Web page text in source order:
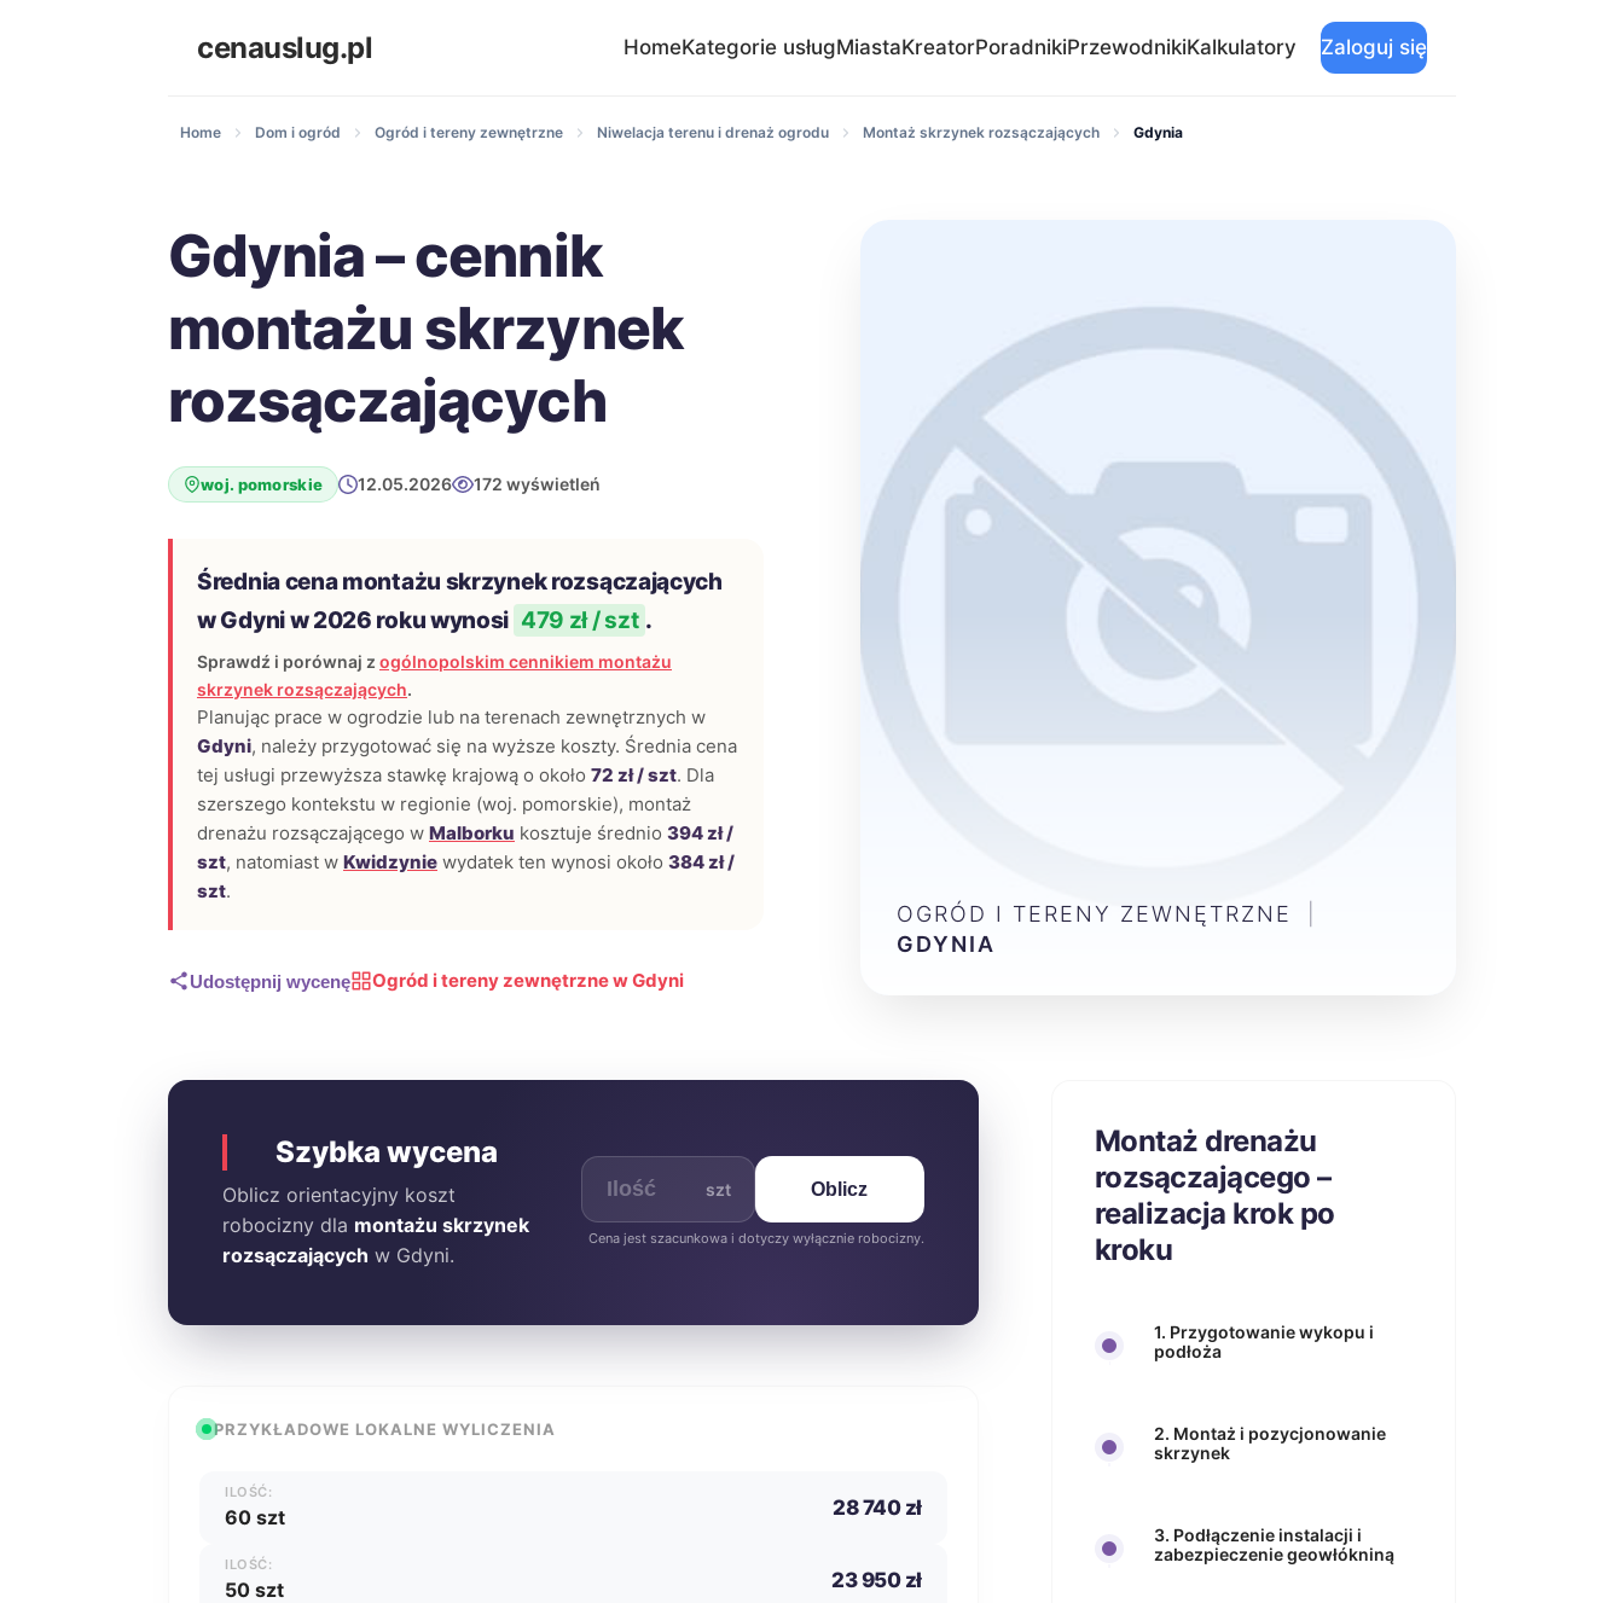
cenauslug.pl HomeKategorie usługMiastaKreatorPoradnikiPrzewodnikiKalkulatory Zaloguj się
Home Dom i ogród Ogród i tereny zewnętrzne Niwelacja terenu i drenaż ogrodu Montaż skrzynek rozsączających Gdynia
Gdynia – cennik
montażu skrzynek
rozsączających
woj. pomorskie 12.05.2026 172 wyświetleń
Średnia cena montażu skrzynek rozsączających
w Gdyni w 2026 roku wynosi 479 zł / szt .
Sprawdź i porównaj z ogólnopolskim cennikiem montażu
skrzynek rozsączających.
Planując prace w ogrodzie lub na terenach zewnętrznych w
Gdyni, należy przygotować się na wyższe koszty. Średnia cena
tej usługi przewyższa stawkę krajową o około 72 zł / szt. Dla
szerszego kontekstu w regionie (woj. pomorskie), montaż
drenażu rozsączającego w Malborku kosztuje średnio 394 zł /
szt, natomiast w Kwidzynie wydatek ten wynosi około 384 zł /
szt.
Udostępnij wycenę Ogród i tereny zewnętrzne w Gdyni
OGRÓD I TERENY ZEWNĘTRZNE
GDYNIA
Szybka wycena
Oblicz orientacyjny koszt
robocizny dla montażu skrzynek
rozsączających w Gdyni.
szt Oblicz
Cena jest szacunkowa i dotyczy wyłącznie robocizny.
PRZYKŁADOWE LOKALNE WYLICZENIA
ILOŚĆ:
60 szt 28 740 zł
ILOŚĆ:
50 szt 23 950 zł
Montaż drenażu
rozsączającego –
realizacja krok po
kroku
1. Przygotowanie wykopu i
podłoża
2. Montaż i pozycjonowanie
skrzynek
3. Podłączenie instalacji i
zabezpieczenie geowłókniną